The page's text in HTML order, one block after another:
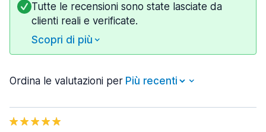
Tutte le recensioni sono state lasciate da
clienti reali e verificate.
Scopri di più
Ordina le valutazioni per